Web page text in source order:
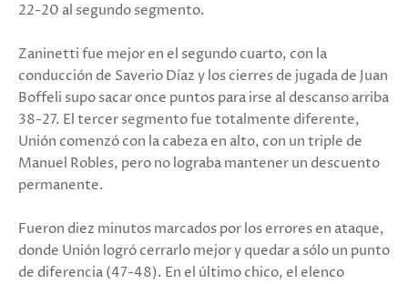
22-20 al segundo segmento.
Zaninetti fue mejor en el segundo cuarto, con la
conducción de Saverio Díaz y los cierres de jugada de Juan
Boffeli supo sacar once puntos para irse al descanso arriba
38-27. El tercer segmento fue totalmente diferente,
Unión comenzó con la cabeza en alto, con un triple de
Manuel Robles, pero no lograba mantener un descuento
permanente.
Fueron diez minutos marcados por los errores en ataque,
donde Unión logró cerrarlo mejor y quedar a sólo un punto
de diferencia (47-48). En el último chico, el elenco